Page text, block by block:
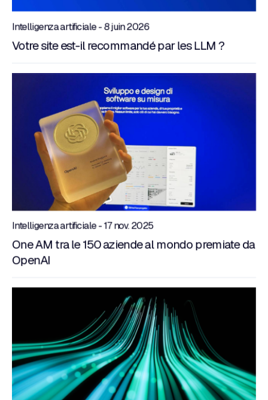
Intelligenza artificiale - 8 juin 2026
Votre site est-il recommandé par les LLM ?
Intelligenza artificiale - 17 nov. 2025
One AM tra le 150 aziende al mondo premiate da
OpenAI